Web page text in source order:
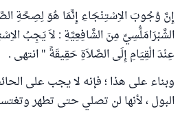
إِنَّ وُجُوبَ الاِسْتِنْجَاءِ إِنَّمَا هُوَ لِصِحَّةِ
الشَّبْرَامَلُّسِيِّ مِنَ الشَّافِعِيَّةِ : لاَ يَجِبُ
عِنْدَ الْقِيَامِ إِلَى الصَّلاَةِ حَقِيقَةً " انتهى .
وبناء على هذا ؛ فإنه لا يجب على
البول ، لأنها لن تصلي حتى تطهر